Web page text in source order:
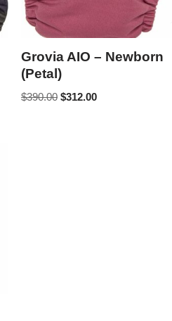
Grovia AIO – Newborn
(Petal)
$390.00 $312.00